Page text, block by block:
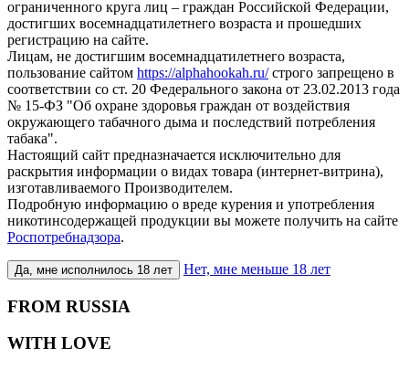
ограниченного круга лиц – граждан Российской Федерации,
достигших восемнадцатилетнего возраста и прошедших
регистрацию на сайте.
Лицам, не достигшим восемнадцатилетнего возраста,
пользование сайтом https://alphahookah.ru/строго запрещено в
соответствии со ст. 20 Федерального закона от 23.02.2013 года
№ 15-ФЗ "Об охране здоровья граждан от воздействия
окружающего табачного дыма и последствий потребления
табака".
Настоящий сайт предназначается исключительно для
раскрытия информации о видах товара (интернет-витрина),
изготавливаемого Производителем.
Подробную информацию о вреде курения и употребления
никотинсодержащей продукции вы можете получить на сайте
Роспотребнадзора.
Да, мне исполнилось 18 лет Нет, мне меньше 18 лет
FROM RUSSIA
WITH LOVE